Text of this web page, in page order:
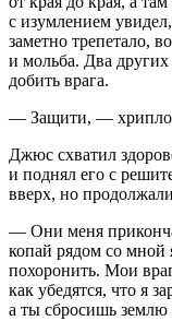
с изумлением
заметно трепетало,
и мольба. Два
добить врага.
— Защити, — хрипло
Джюс схватил
и поднял его с
вверх, но
— Они меня
копай рядом со мной
похоронить. Мои
как убедятся, что я
а ты сбросишь землю